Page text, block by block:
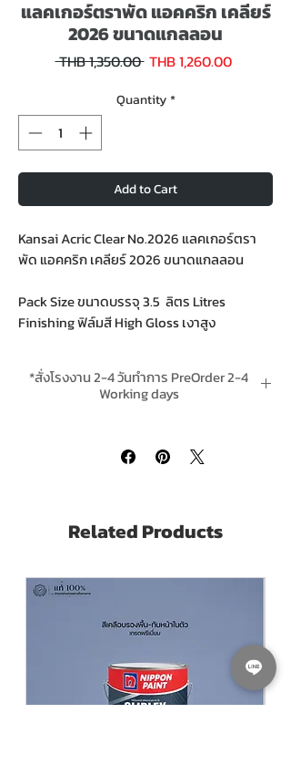
แลคเกอร์ตราพัด แอคคริก เคลียร์
2026 ขนาดแกลลอน
THB 1,350.00 Regular
THB 1,260.00Sale
Quantity *
Add to Cart
Kansai Acric Clear No.2026 แลคเกอร์ตรา
พัด แอคคริก เคลียร์ 2026 ขนาดแกลลอน
Pack Size ขนาดบรรจุ 3.5 ลิตร Litres
Finishing ฟิล์มสี High Gloss เงาสูง
*สั่งโรงงาน 2-4 วันทำการ PreOrder 2-4
Working days
Delivery is included when buying 4 or
more units per order.
Related Products